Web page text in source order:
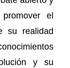
el
su realidad
y su